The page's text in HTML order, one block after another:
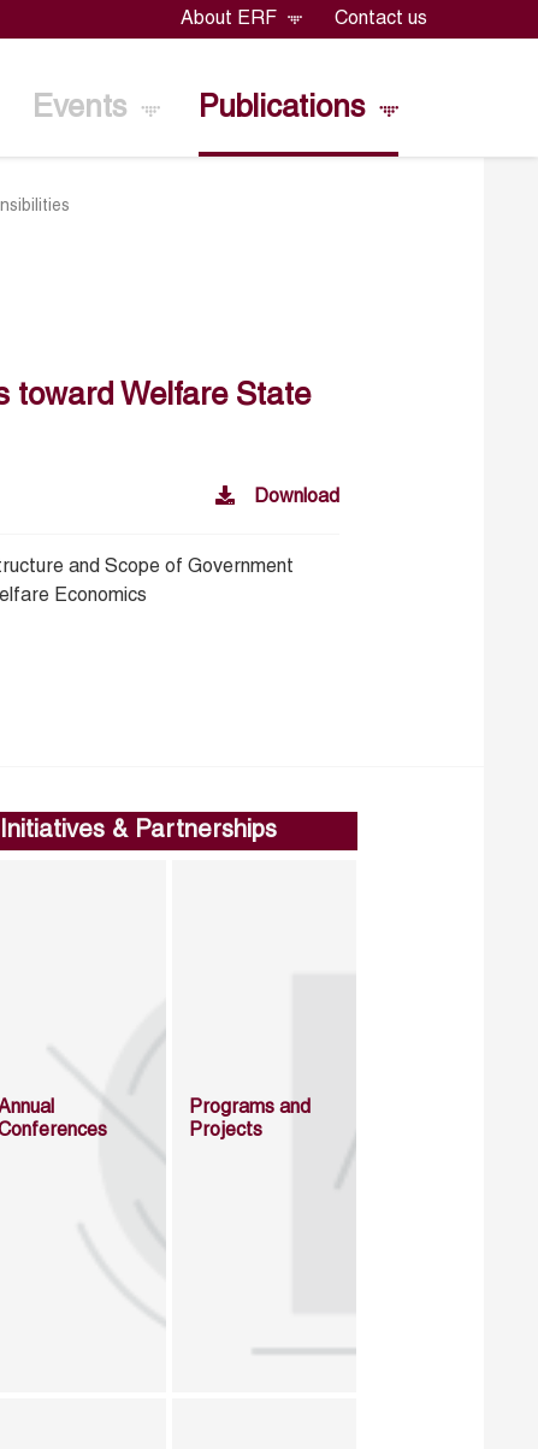
About ERF Contact us
Events Publications
toward Welfare State
Download
and Scope of Government
Economics
Initiatives & Partnerships
Programs and
Projects